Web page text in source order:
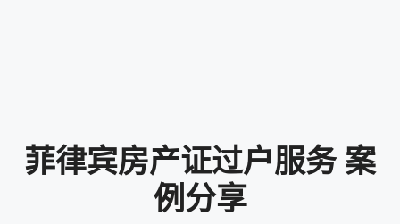
菲律宾房产证过户服务 案
例分享